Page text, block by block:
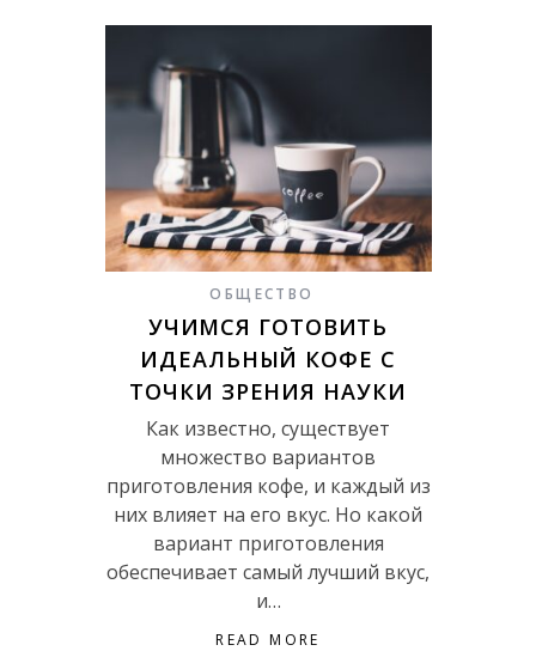
ОБЩЕСТВО
УЧИМСЯ ГОТОВИТЬ
ИДЕАЛЬНЫЙ КОФЕ С
ТОЧКИ ЗРЕНИЯ НАУКИ
Как известно, существует
множество вариантов
приготовления кофе, и каждый из
них влияет на его вкус. Но какой
вариант приготовления
обеспечивает самый лучший вкус,
и…
READ MORE